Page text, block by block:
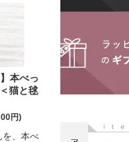
本べっ
猫と毬
円)
を、本べ